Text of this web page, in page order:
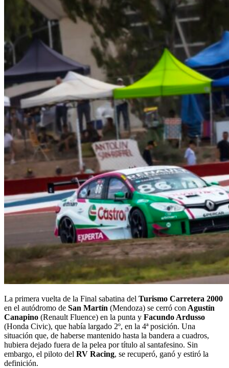
La primera vuelta de la Final sabatina del Turismo Carretera 2000
en el autódromo de San Martín (Mendoza) se cerró con Agustín
Canapino (Renault Fluence) en la punta y Facundo Ardusso
(Honda Civic), que había largado 2º, en la 4ª posición. Una
situación que, de haberse mantenido hasta la bandera a cuadros,
hubiera dejado fuera de la pelea por título al santafesino. Sin
embargo, el piloto del RV Racing, se recuperó, ganó y estiró la
definición.